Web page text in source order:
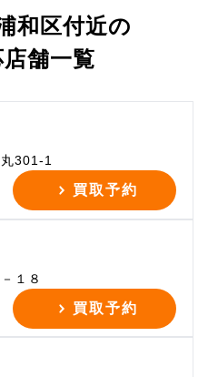
和区付近の
舗一覧
301-1
買取予約
１８
買取予約